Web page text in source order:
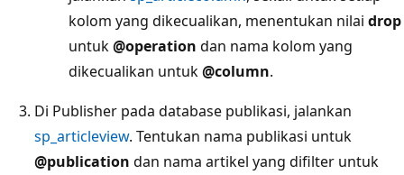
kolom yang dikecualikan, menentukan nilai drop
untuk@operation dan nama kolom yang
dikecualikan untuk@column.
Di Publisher pada database publikasi, jalankan
sp_articleview. Tentukan nama publikasi untuk
@publication dan nama artikel yang difilter untuk